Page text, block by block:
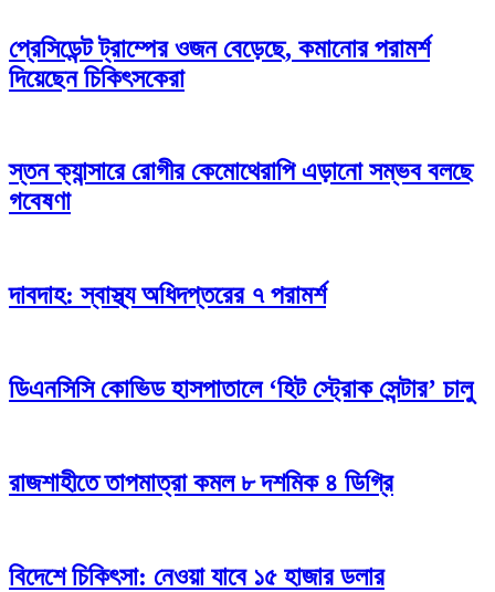
প্রেসিডেন্ট ট্রাম্পের ওজন বেড়েছে, কমানোর পরামর্শ
দিয়েছেন চিকিৎসকেরা
স্তন ক্যান্সারে রোগীর কেমোথেরাপি এড়ানো সম্ভব বলছে
গবেষণা
দাবদাহ: স্বাস্থ্য অধিদপ্তরের ৭ পরামর্শ
ডিএনসিসি কোভিড হাসপাতালে ‘হিট স্ট্রোক সেন্টার’ চালু
রাজশাহীতে তাপমাত্রা কমল ৮ দশমিক ৪ ডিগ্রি
বিদেশে চিকিৎসা: নেওয়া যাবে ১৫ হাজার ডলার